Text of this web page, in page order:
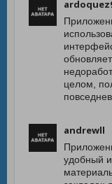
целом,
andrewll
удобный